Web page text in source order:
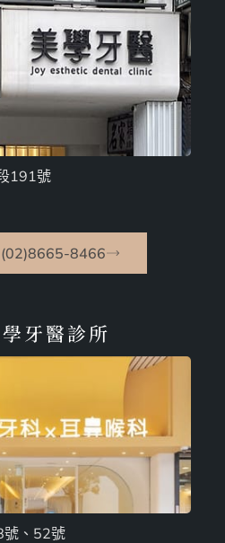
191號
(02)8665-8466
牙醫診所
號、52號